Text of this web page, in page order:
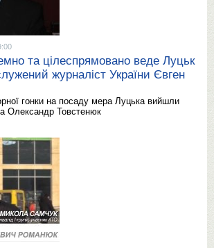
та цілеспрямовано веде Луцьк
журналіст України Євген
гонки на посаду мера Луцька вийшли
Олександр Товстенюк